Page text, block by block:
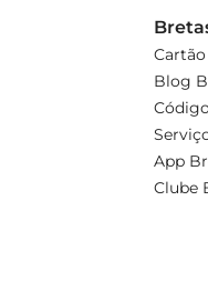
Blog
App
Clube